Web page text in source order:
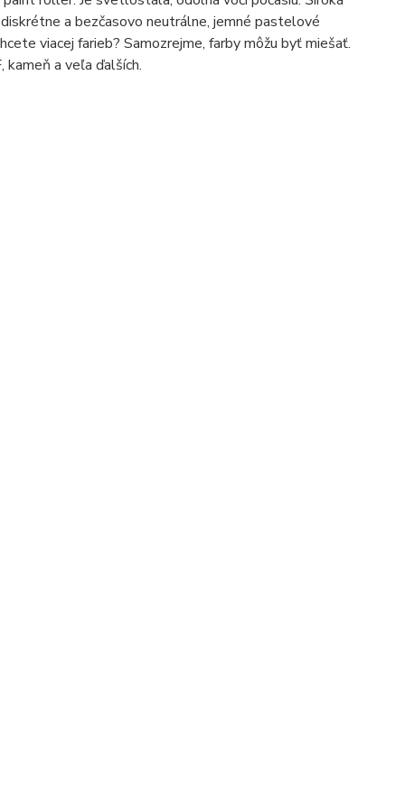
a bezčasovo neutrálne, jemné pastelové
viacej farieb? Samozrejme, farby môžu byť miešať.
kameň a veľa ďalších.